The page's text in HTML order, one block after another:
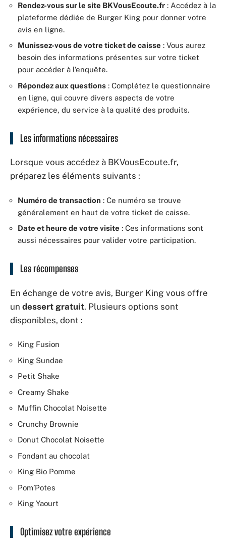
Rendez-vous sur le site BKVousEcoute.fr : Accédez à la
plateforme dédiée de Burger King pour donner votre
avis en ligne.
Munissez-vous de votre ticket de caisse : Vous aurez
besoin des informations présentes sur votre ticket
pour accéder à l’enquête.
Répondez aux questions : Complétez le questionnaire
en ligne, qui couvre divers aspects de votre
expérience, du service à la qualité des produits.
Les informations nécessaires
Lorsque vous accédez à BKVousEcoute.fr,
préparez les éléments suivants :
Numéro de transaction : Ce numéro se trouve
généralement en haut de votre ticket de caisse.
Date et heure de votre visite : Ces informations sont
aussi nécessaires pour valider votre participation.
Les récompenses
En échange de votre avis, Burger King vous offre
un dessert gratuit. Plusieurs options sont
disponibles, dont :
King Fusion
King Sundae
Petit Shake
Creamy Shake
Muffin Chocolat Noisette
Crunchy Brownie
Donut Chocolat Noisette
Fondant au chocolat
King Bio Pomme
Pom’Potes
King Yaourt
Optimisez votre expérience